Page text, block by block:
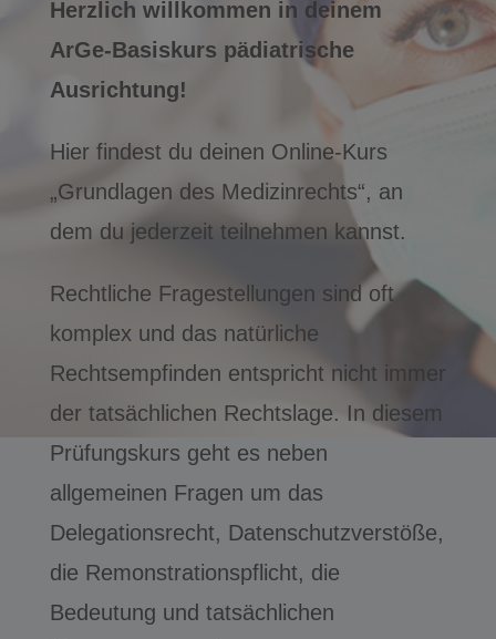
Herzlich willkommen in deinem
ArGe-Basiskurs pädiatrische
Ausrichtung!
Hier findest du deinen Online-Kurs
„Grundlagen des Medizinrechts“, an
dem du jederzeit teilnehmen kannst.
Rechtliche Fragestellungen sind oft
komplex und das natürliche
Rechtsempfinden entspricht nicht immer
der tatsächlichen Rechtslage. In diesem
Prüfungskurs geht es neben
allgemeinen Fragen um das
Delegationsrecht, Datenschutzverstöße,
die Remonstrationspflicht, die
Bedeutung und tatsächlichen